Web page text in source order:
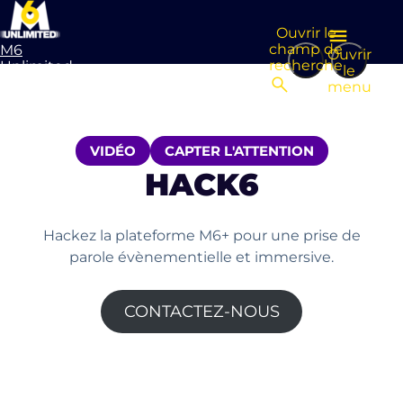
M6
Unlimited
Ouvrir
le
menu
Ouvrir le
champ de
recherche
VIDÉO CAPTER L'ATTENTION
HACK6
Hackez la plateforme M6+ pour une prise de
parole évènementielle et immersive.
CONTACTEZ-NOUS